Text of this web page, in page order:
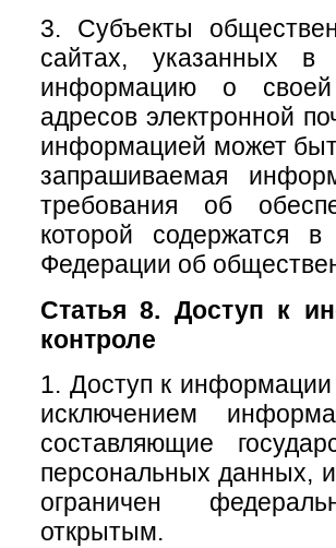
3. Субъекты
сайтах, указанных
информацию о своей
адресов электронной
информацией может
запрашиваемая
требования об
которой содержатся в
Федерации об
Статья 8. Доступ к
контроле
1. Доступ к
исключением
составляющие
персональных данных,
ограничен
открытым.